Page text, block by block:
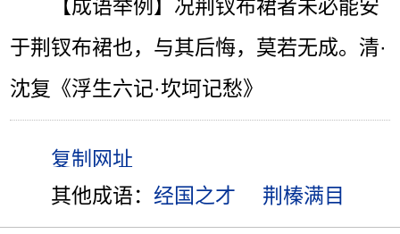
【成语举例】况荆钗布裙者未必能安
于荆钗布裙也，与其后悔，莫若无成。清·
沈复《浮生六记·坎坷记愁》
其他成语： 经国之才 荆榛满目